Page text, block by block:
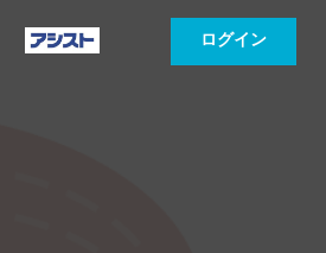
ログイン